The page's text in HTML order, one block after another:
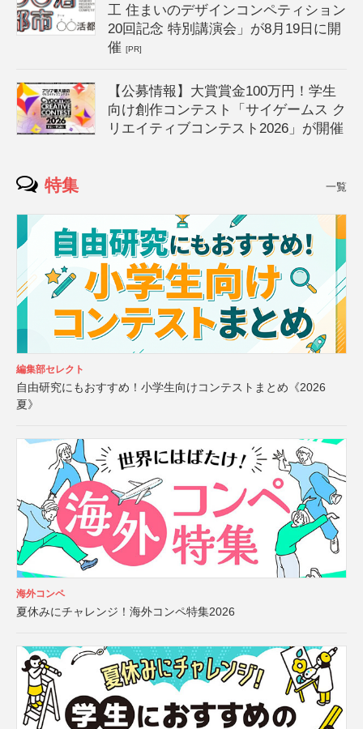
工 住まいのデザインコンペティション
20回記念 特別講演会」が8月19日に開
催[PR]
【公募情報】大賞賞金100万円！学生
向け創作コンテスト「サイゲームス ク
リエイティブコンテスト2026」が開催
特集 一覧
編集部セレクト
自由研究にもおすすめ！小学生向けコンテストまとめ《2026
夏》
海外コンペ
夏休みにチャレンジ！海外コンペ特集2026